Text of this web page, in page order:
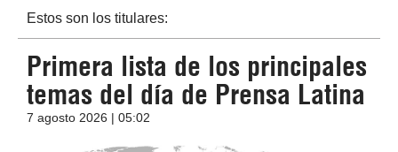
Estos son los titulares:
Primera lista de los principales
temas del día de Prensa Latina
7 agosto 2026 | 05:02